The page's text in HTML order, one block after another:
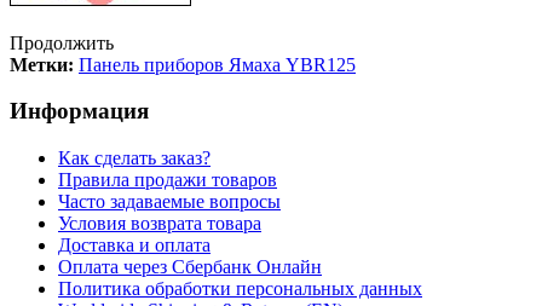
Продолжить
Метки: Панель приборов Ямаха YBR125
Информация
Как сделать заказ?
Правила продажи товаров
Часто задаваемые вопросы
Условия возврата товара
Доставка и оплата
Оплата через Сбербанк Онлайн
Политика обработки персональных данных